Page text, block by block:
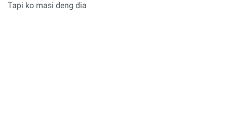
Tapi ko masi deng dia